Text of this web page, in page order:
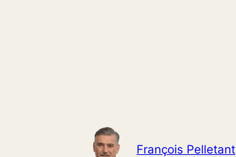
François Pelletant